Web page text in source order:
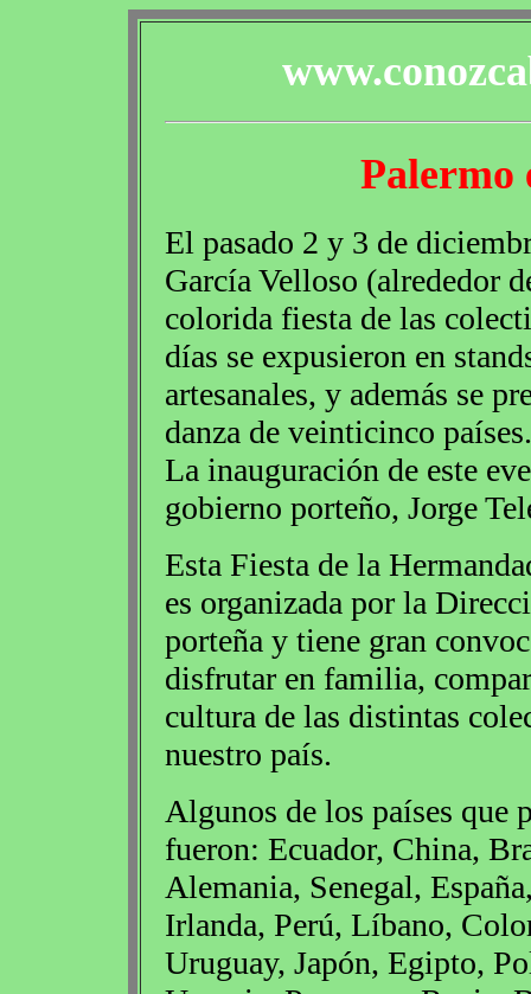
Palermo
El pasado 2 y 3 de
García Velloso (alrededor
colorida fiesta de las
días se expusieron en
artesanales, y además se
danza de veinticinco países.
La inauguración de este
gobierno porteño, Jorge
Esta Fiesta de la
es organizada por la
porteña y tiene gran
disfrutar en familia,
cultura de las distintas
nuestro país.
Algunos de los países que
fueron: Ecuador, China,
Alemania, Senegal,
Irlanda, Perú, Líbano,
Uruguay, Japón, Egipto,